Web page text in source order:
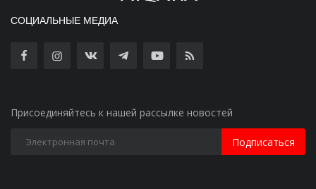
СОЦИАЛЬНЫЕ МЕДИА
Присоединяйтесь к нашей рассылке новостей
Подписаться